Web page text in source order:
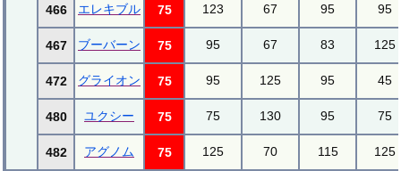
466 エレキブル 75 123 67 95 95
467 ブーバーン 75 95 67 83 125
472 グライオン 75 95 125 95 45
480 ユクシー 75 75 130 95 75
482 アグノム 75 125 70 115 125